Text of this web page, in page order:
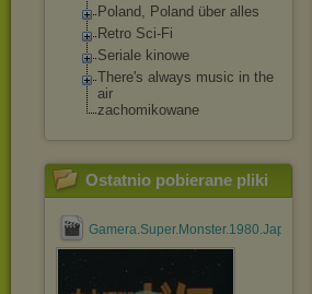
Poland, Poland über alles
Retro Sci-Fi
Seriale kinowe
There's always music in the
air
zachomikowane
Ostatnio pobierane pliki